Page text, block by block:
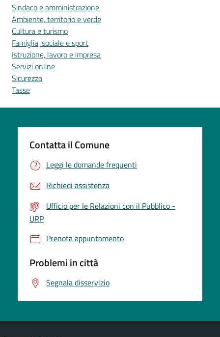
Sindaco e amministrazione
Ambiente, territorio e verde
Cultura e turismo
Famiglia, sociale e sport
Istruzione, lavoro e impresa
Servizi online
Sicurezza
Tasse
Contatta il Comune
Leggi le domande frequenti
Richiedi assistenza
Ufficio per le Relazioni con il Pubblico -
URP
Prenota appuntamento
Problemi in città
Segnala disservizio